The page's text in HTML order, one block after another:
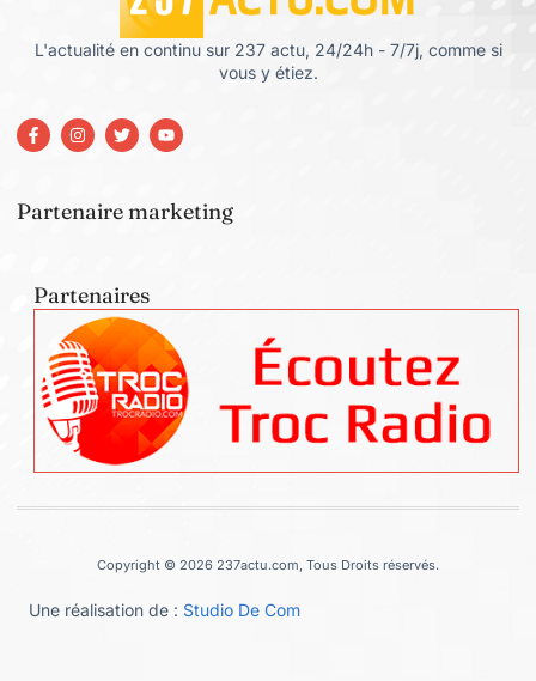
L'actualité en continu sur 237 actu, 24/24h - 7/7j, comme si
vous y étiez.
Partenaire marketing
Partenaires
Copyright © 2026 237actu.com, Tous Droits réservés.
Une réalisation de : Studio De Com